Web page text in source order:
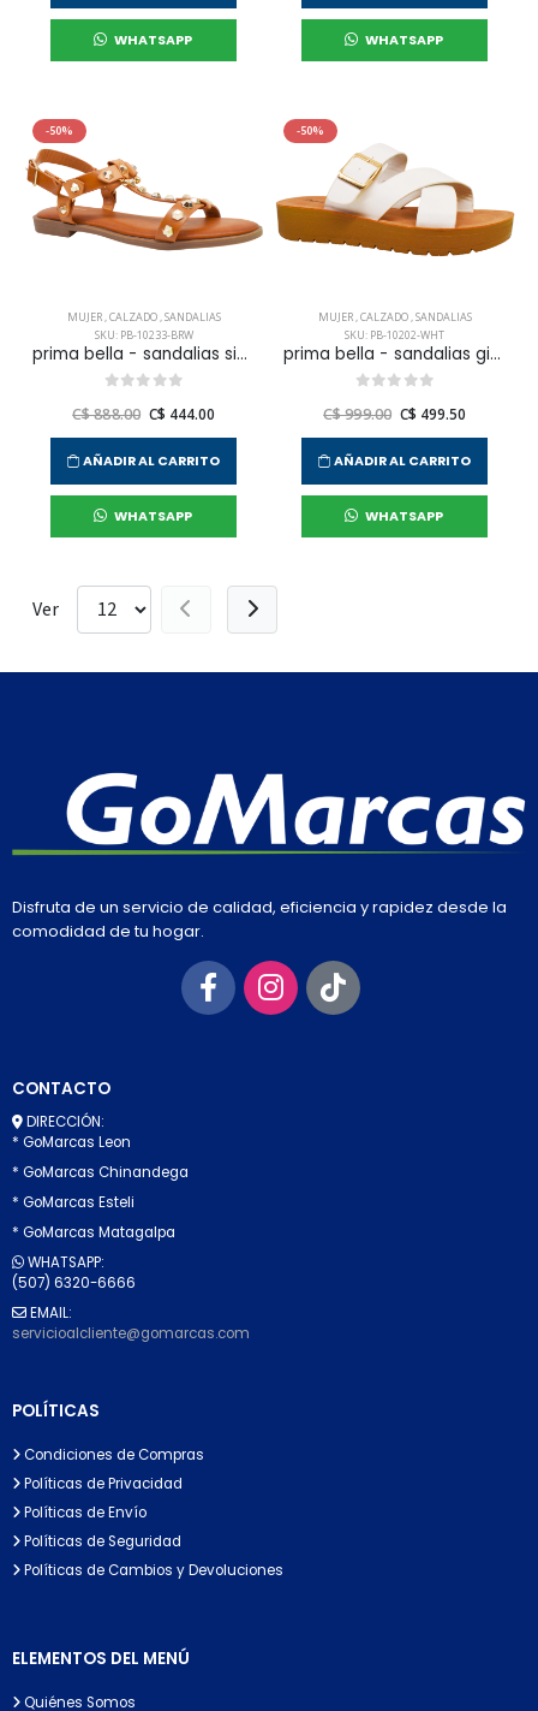
WHATSAPP WHATSAPP
-50%
MUJER,CALZADO,SANDALIAS
SKU: PB-10233-BRW
prima bella - sandalias sicilia para mujer
C$ 888.00 C$ 444.00
AÑADIR AL CARRITO
WHATSAPP
-50%
MUJER,CALZADO,SANDALIAS
SKU: PB-10202-WHT
prima bella - sandalias giulia para mujer
C$ 999.00 C$ 499.50
AÑADIR AL CARRITO
WHATSAPP
Ver
Disfruta de un servicio de calidad, eficiencia y rapidez desde la
comodidad de tu hogar.
CONTACTO
DIRECCIÓN:
* GoMarcas Leon
* GoMarcas Chinandega
* GoMarcas Esteli
* GoMarcas Matagalpa
WHATSAPP:
(507) 6320-6666
EMAIL:
servicioalcliente@gomarcas.com
POLÍTICAS
Condiciones de Compras
Políticas de Privacidad
Políticas de Envío
Políticas de Seguridad
Políticas de Cambios y Devoluciones
ELEMENTOS DEL MENÚ
Quiénes Somos